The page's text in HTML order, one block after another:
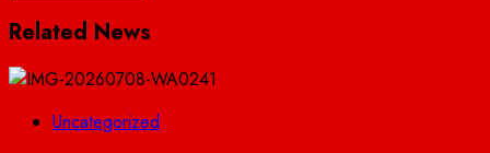
Related News
Uncategorized